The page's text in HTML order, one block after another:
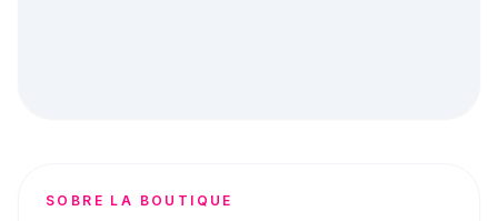
SOBRE LA BOUTIQUE